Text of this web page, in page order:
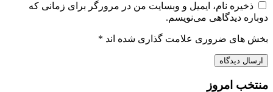
ذخیره نام، ایمیل و وبسایت من در مرورگر برای زمانی که
دوباره دیدگاهی می‌نویسم.
بخش های ضروری علامت گذاری شده اند *
منتخب امروز